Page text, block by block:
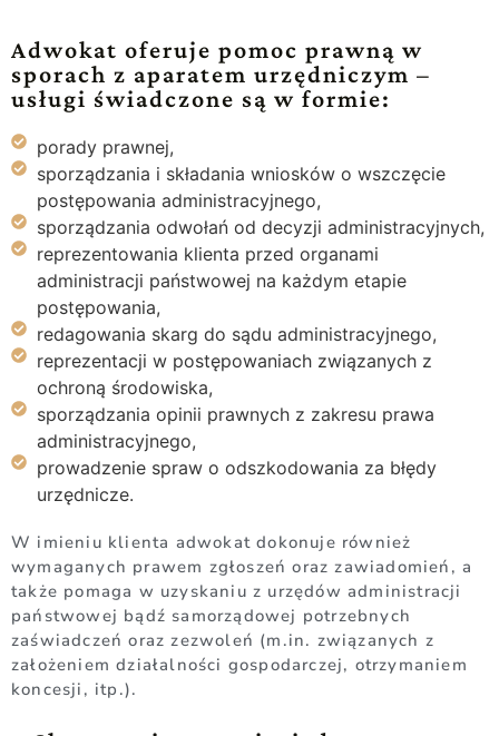
Adwokat oferuje pomoc prawną w
sporach z aparatem urzędniczym –
usługi świadczone są w formie:
porady prawnej,
sporządzania i składania wniosków o wszczęcie
postępowania administracyjnego,
sporządzania odwołań od decyzji administracyjnych,
reprezentowania klienta przed organami
administracji państwowej na każdym etapie
postępowania,
redagowania skarg do sądu administracyjnego,
reprezentacji w postępowaniach związanych z
ochroną środowiska,
sporządzania opinii prawnych z zakresu prawa
administracyjnego,
prowadzenie spraw o odszkodowania za błędy
urzędnicze.
W imieniu klienta adwokat dokonuje również
wymaganych prawem zgłoszeń oraz zawiadomień, a
także pomaga w uzyskaniu z urzędów administracji
państwowej bądź samorządowej potrzebnych
zaświadczeń oraz zezwoleń (m.in. związanych z
założeniem działalności gospodarczej, otrzymaniem
koncesji, itp.).